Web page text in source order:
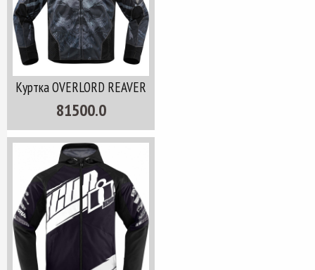
Куртка OVERLORD REAVER
81500.0